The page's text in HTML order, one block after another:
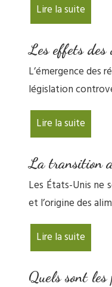
Lire la suite
Les effets des
L’émergence des
législation
Lire la suite
La transition
Les États-Unis ne
et l’origine des
Lire la suite
Quels sont